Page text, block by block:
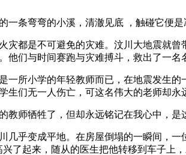
条弯弯的小溪，清澈见底 ，触碰它便是
都是不可避免的灾难。汶川大地震就曾
他们与时间赛跑与灾难搏斗，救出了一
所小学的年轻教师而已，在地震发生的
生们无一人伤亡，可这名伟大的老师却永
师牺牲了，但却永远铭记在我心中，是
乎变成平地。在房屋倒塌的一瞬间，一
兴了起来，随从的医生把他转移到车子上